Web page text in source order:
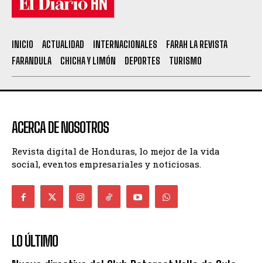
INICIO ACTUALIDAD INTERNACIONALES
FARAH LA REVISTA
FARANDULA
CHICHA Y LIMÓN DEPORTES TURISMO
ACERCA DE NOSOTROS
Revista digital de Honduras, lo mejor de la vida
social, eventos empresariales y noticiosas.
LO ÚLTIMO